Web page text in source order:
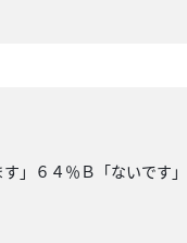
」６４％Ｂ「ないで